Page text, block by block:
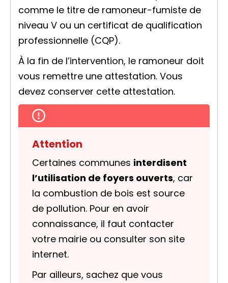
comme le titre de ramoneur-fumiste de
niveau V ou un certificat de qualification
professionnelle (CQP).
À la fin de l’intervention, le ramoneur doit
vous remettre une attestation. Vous
devez conserver cette attestation.
Attention
Certaines communes interdisent
l’utilisation de foyers ouverts, car
la combustion de bois est source
de pollution. Pour en avoir
connaissance, il faut contacter
votre mairie ou consulter son site
internet.
Par ailleurs, sachez que vous